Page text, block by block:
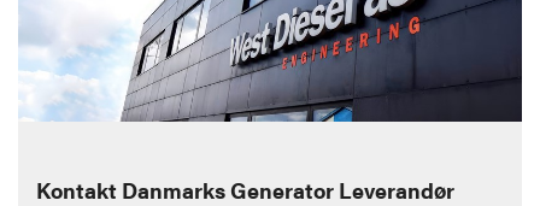
Kontakt Danmarks Generator Leverandør